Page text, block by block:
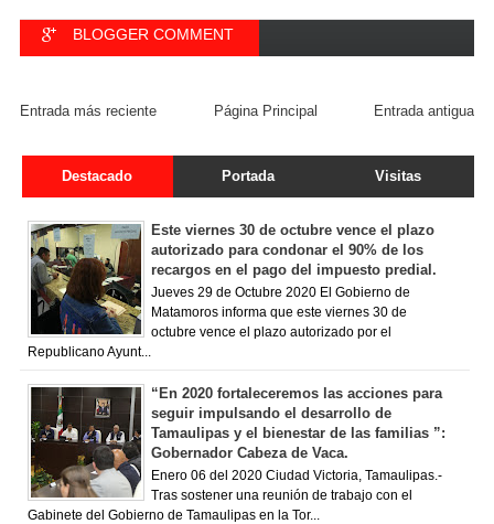
BLOGGER COMMENT
Entrada más reciente Entrada antigua
Página Principal
Destacado Portada Visitas
Este viernes 30 de octubre vence el plazo
autorizado para condonar el 90% de los
recargos en el pago del impuesto predial.
Jueves 29 de Octubre 2020 El Gobierno de
Matamoros informa que este viernes 30 de
octubre vence el plazo autorizado por el
Republicano Ayunt...
“En 2020 fortaleceremos las acciones para
seguir impulsando el desarrollo de
Tamaulipas y el bienestar de las familias ”:
Gobernador Cabeza de Vaca.
Enero 06 del 2020 Ciudad Victoria, Tamaulipas.-
Tras sostener una reunión de trabajo con el
Gabinete del Gobierno de Tamaulipas en la Tor...